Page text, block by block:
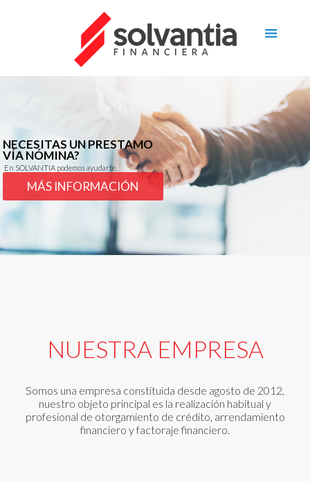
NECESITAS UN PRESTAMO
VÍA NÓMINA?
En SOLVANTIA podemos ayudarte.
MÁS INFORMACIÓN
NUESTRA EMPRESA
Somos una empresa constituida desde agosto de 2012,
nuestro objeto principal es la realización habitual y
profesional de otorgamiento de crédito, arrendamiento
financiero y factoraje financiero.